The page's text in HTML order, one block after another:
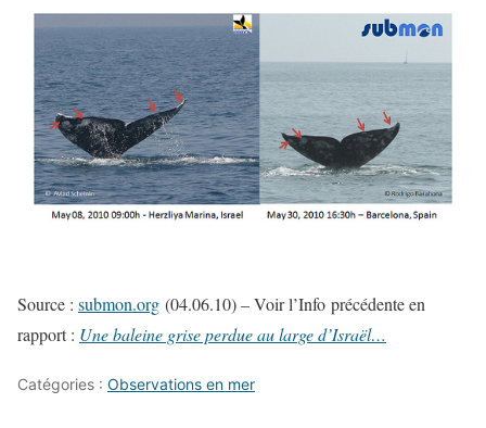
Source : submon.org (04.06.10) – Voir l’Info précédente en
rapport : Une baleine grise perdue au large d’Israël…
Catégories : Observations en mer